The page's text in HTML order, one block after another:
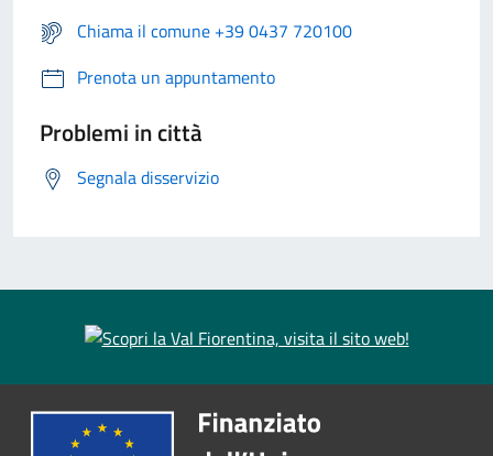
Chiama il comune +39 0437 720100
Prenota un appuntamento
Problemi in città
Segnala disservizio